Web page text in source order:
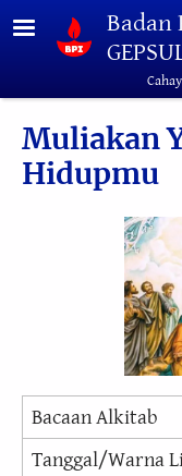
Lompat ke isi utama
Badan
Muliakan
Hidupmu
Bacaan Alkitab
Tanggal/Warna